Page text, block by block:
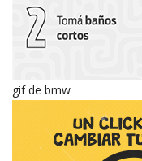
gif de bmw